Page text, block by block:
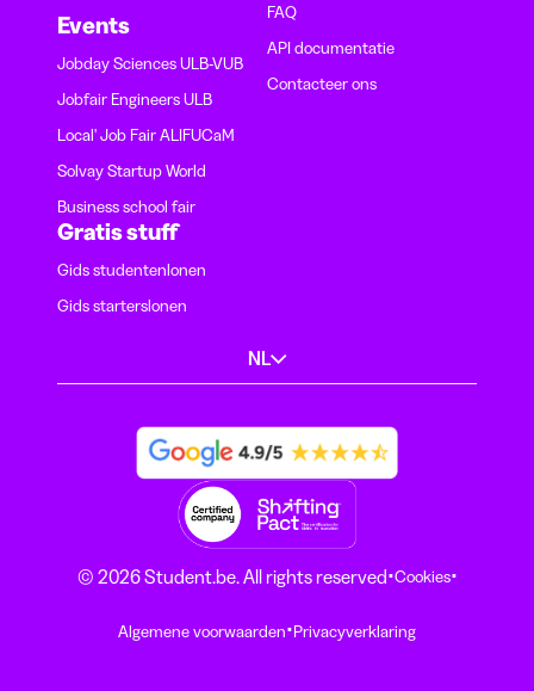
Events
Jobday Sciences ULB-VUB
Jobfair Engineers ULB
Local' Job Fair ALIFUCaM
Solvay Startup World
Business school fair
FAQ
API documentatie
Contacteer ons
Gratis stuff
Gids studentenlonen
Gids starterslonen
NL
© 2026 Student.be. All rights reserved·Cookies·
Algemene voorwaarden·Privacyverklaring